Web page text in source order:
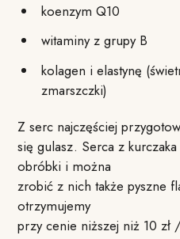
koenzym Q10
witaminy z grupy B
kolagen i elastynę
zmarszczki)
Z serc najczęściej
się gulasz. Serca z
obróbki i można
zrobić z nich także pyszne
otrzymujemy
przy cenie niższej niż 10 zł